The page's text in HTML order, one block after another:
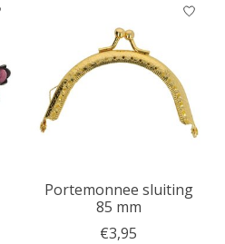
Portemonnee sluiting
85 mm
€3,95